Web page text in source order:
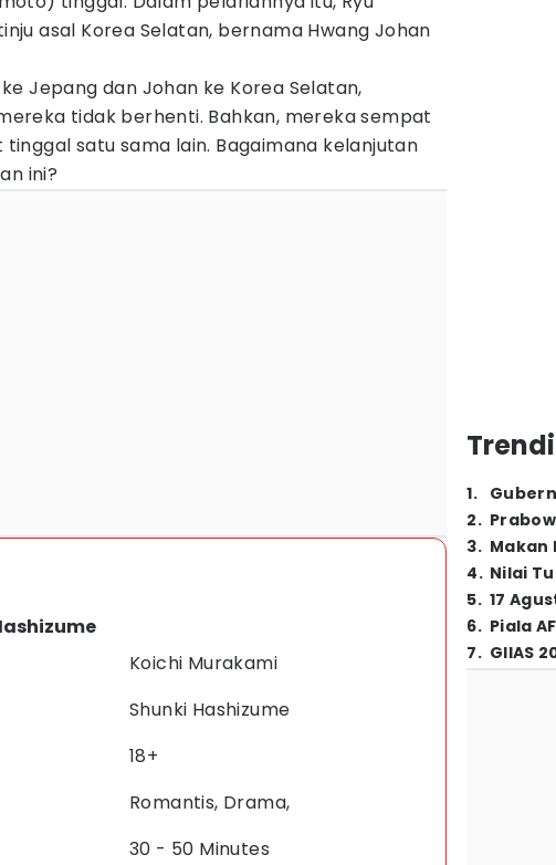
asal Korea Selatan, bernama Hwang Johan
Jepang dan Johan ke Korea Selatan,
tidak berhenti. Bahkan, mereka sempat
satu sama lain. Bagaimana kelanjutan
ini?
Koichi Murakami
Shunki Hashizume
18+
Romantis, Drama,
30 - 50 Minutes
1.
2.
3. Makan
4. Nilai
5. 17
6. Piala
7. GIIAS